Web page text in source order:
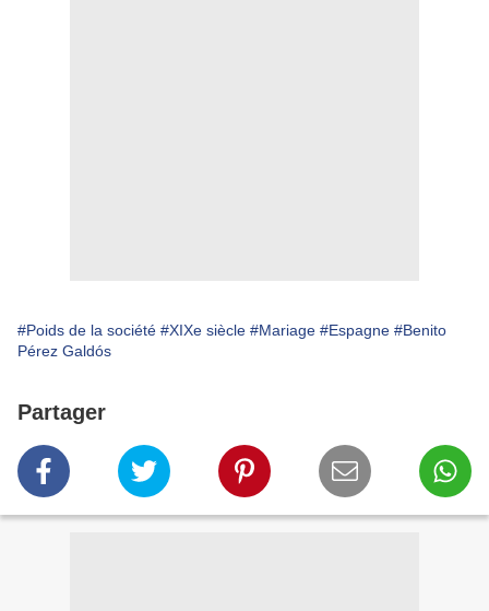
#Poids de la société #XIXe siècle #Mariage #Espagne #Benito
Pérez Galdós
Partager